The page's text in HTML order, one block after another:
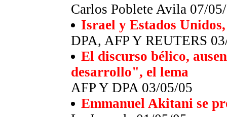
Carlos Poblete Avila 07/
Israel y Estados
DPA, AFP Y REUTERS
El discurso bélico,
desarrollo", el lema
AFP Y DPA 03/05/05
Emmanuel Akitani se